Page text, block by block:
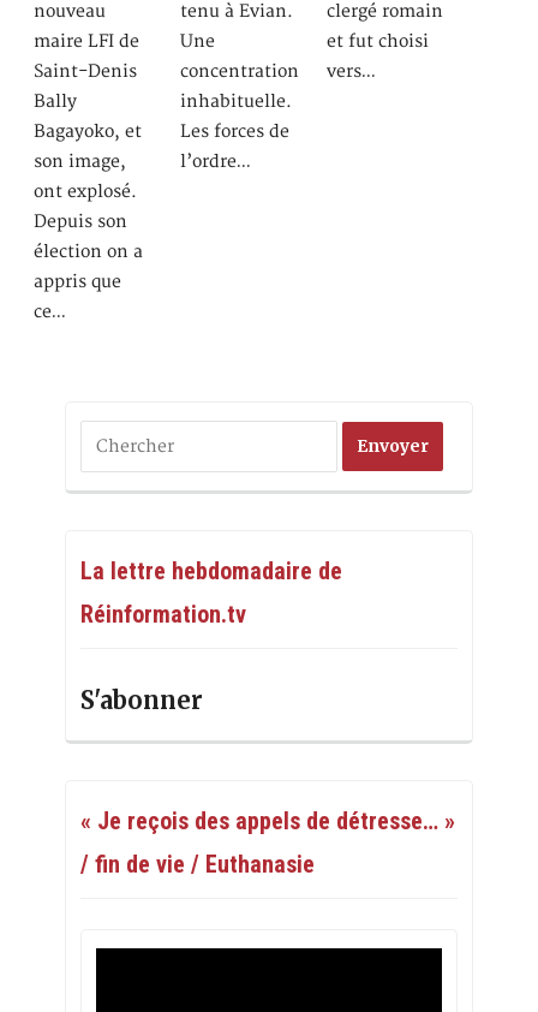
nouveau
maire LFI de
Saint-Denis
Bally
Bagayoko, et
son image,
ont explosé.
Depuis son
élection on a
appris que
ce…
tenu à Evian.
Une
concentration
inhabituelle.
Les forces de
l’ordre…
clergé romain
et fut choisi
vers…
La lettre hebdomadaire de
Réinformation.tv
S'abonner
« Je reçois des appels de détresse… »
/ fin de vie / Euthanasie